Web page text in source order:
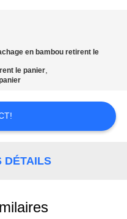
en bambou retirent le
le panier,
DÉTAILS